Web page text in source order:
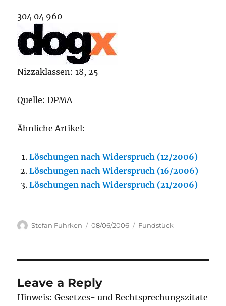
304 04 960
Nizzaklassen: 18, 25
Quelle: DPMA
Ähnliche Artikel:
Löschungen nach Widerspruch (12/2006)
Löschungen nach Widerspruch (16/2006)
Löschungen nach Widerspruch (21/2006)
Author
Stefan Fuhrken
Posted
08/06/2006 Categories
Fundstück
Leave a Reply
Hinweis: Gesetzes- und Rechtsprechungszitate